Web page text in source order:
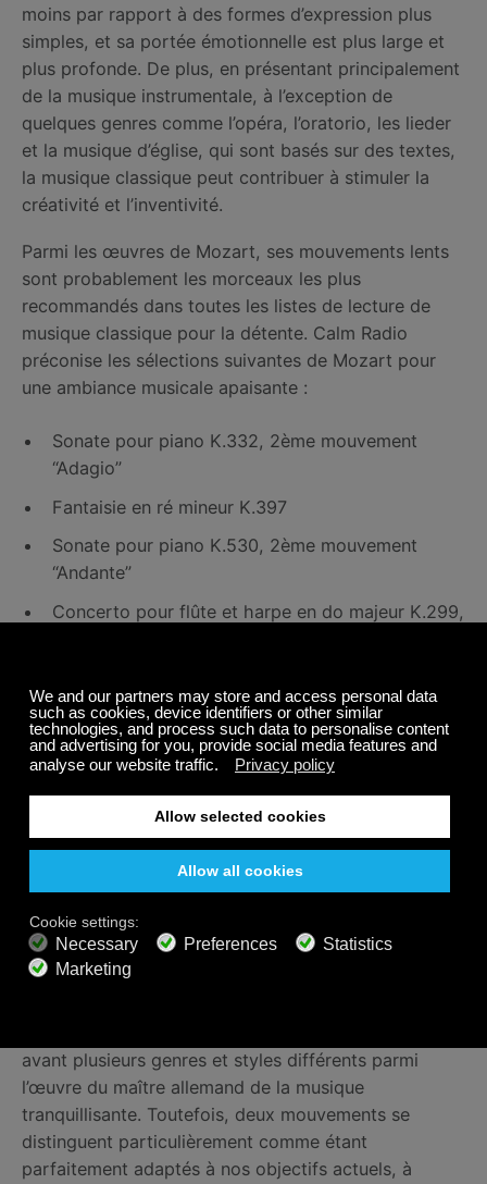
moins par rapport à des formes d’expression plus
simples, et sa portée émotionnelle est plus large et
plus profonde. De plus, en présentant principalement
de la musique instrumentale, à l’exception de
quelques genres comme l’opéra, l’oratorio, les lieder
et la musique d’église, qui sont basés sur des textes,
la musique classique peut contribuer à stimuler la
créativité et l’inventivité.
Parmi les œuvres de Mozart, ses mouvements lents
sont probablement les morceaux les plus
recommandés dans toutes les listes de lecture de
musique classique pour la détente. Calm Radio
préconise les sélections suivantes de Mozart pour
une ambiance musicale apaisante :
Sonate pour piano K.332, 2ème mouvement
“Adagio”
Fantaisie en ré mineur K.397
Sonate pour piano K.530, 2ème mouvement
“Andante”
Concerto pour flûte et harpe en do majeur K.299,
mouvement “Andante”
Concerto pour piano K.467, 2ème mouvement
“Andante”
Concerto pour basson en si bémol majeur K.191,
2ème mouvement "Andante ma Adagio"
Concerto pour clarinette en la majeur K.622,
Gran partita K.361, 3ème mouvement “Adagio”
Die Zauberflöte, “O Isis und Osiris”
avant plusieurs genres et styles différents parmi
l’œuvre du maître allemand de la musique
tranquillisante. Toutefois, deux mouvements se
distinguent particulièrement comme étant
parfaitement adaptés à nos objectifs actuels, à